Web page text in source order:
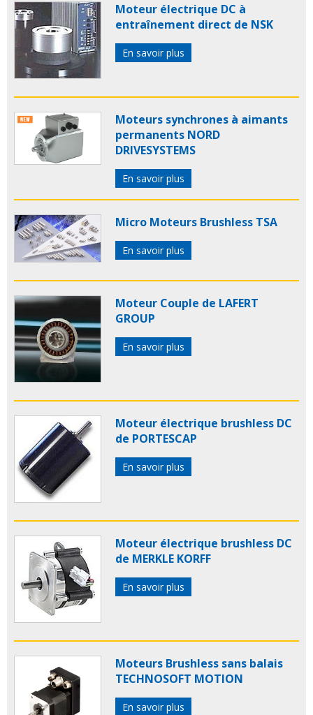
Moteur électrique DC à
entraînement direct de NSK
En savoir plus
Moteurs synchrones à aimants
permanents NORD
DRIVESYSTEMS
En savoir plus
Micro Moteurs Brushless TSA
En savoir plus
Moteur Couple de LAFERT
GROUP
En savoir plus
Moteur électrique brushless DC
de PORTESCAP
En savoir plus
Moteur électrique brushless DC
de MERKLE KORFF
En savoir plus
Moteurs Brushless sans balais
TECHNOSOFT MOTION
En savoir plus